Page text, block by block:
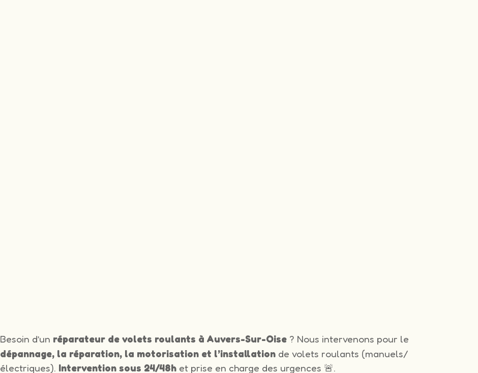
Besoin d’un réparateur de volets roulants à Auvers-Sur-Oise ? Nous intervenons pour le
dépannage, la réparation, la motorisation et l’installation de volets roulants (manuels/
électriques). Intervention sous 24/48h et prise en charge des urgences 🚨.